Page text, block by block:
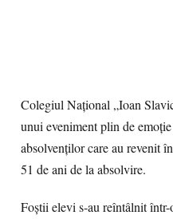
Colegiul Național „Ioan
unui eveniment plin de
absolvenților care au revenit
51 de ani de la absolvire.
Foștii elevi s-au reîntâlnit într-